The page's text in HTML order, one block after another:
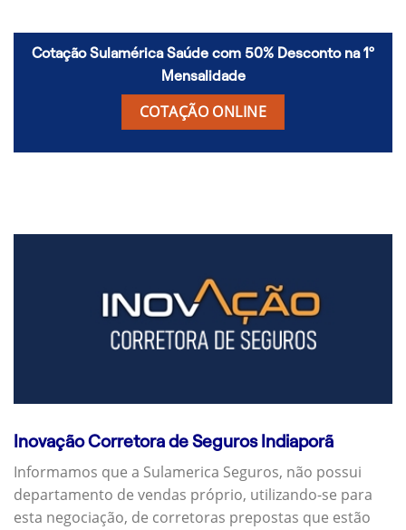
Cotação Sulamérica Saúde com 50% Desconto na 1º
Mensalidade
COTAÇÃO ONLINE
Inovação Corretora de Seguros Indiaporã
Informamos que a Sulamerica Seguros, não possui
departamento de vendas próprio, utilizando-se para
esta negociação, de corretoras prepostas que estão